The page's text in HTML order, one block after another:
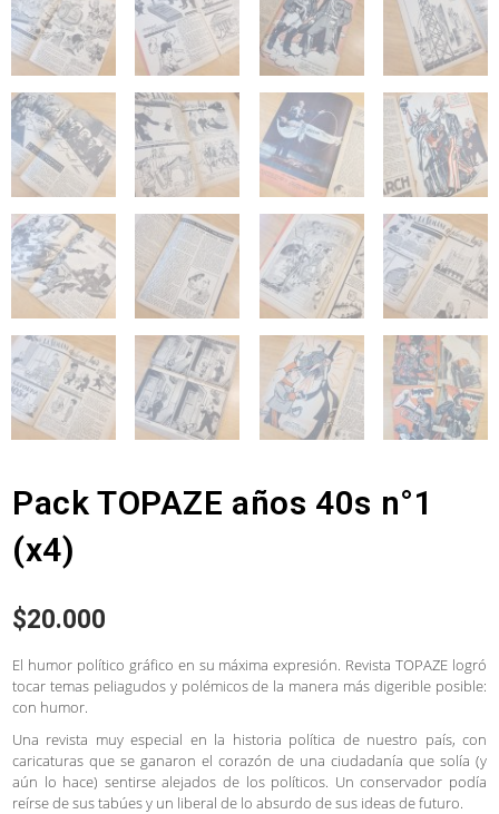
Pack TOPAZE años 40s n°1
(x4)
$20.000
El humor político gráfico en su máxima expresión. Revista TOPAZE logró
tocar temas peliagudos y polémicos de la manera más digerible posible:
con humor.
Una revista muy especial en la historia política de nuestro país, con
caricaturas que se ganaron el corazón de una ciudadanía que solía (y
aún lo hace) sentirse alejados de los políticos. Un conservador podía
reírse de sus tabúes y un liberal de lo absurdo de sus ideas de futuro.